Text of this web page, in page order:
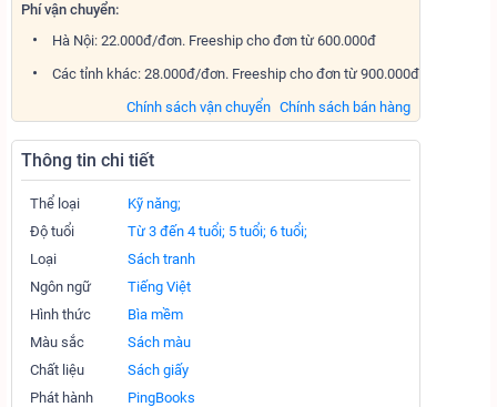
Phí vận chuyển:
Hà Nội: 22.000đ/đơn. Freeship cho đơn từ 600.000đ
Các tỉnh khác: 28.000đ/đơn. Freeship cho đơn từ 900.000đ
Chính sách bán hàng
Chính sách vận chuyển
Thông tin chi tiết
Thể loại
Kỹ năng;
Độ tuổi
Từ 3 đến 4 tuổi; 5 tuổi; 6 tuổi;
Loại
Sách tranh
Ngôn ngữ
Tiếng Việt
Hình thức
Bìa mềm
Màu sắc
Sách màu
Chất liệu
Sách giấy
Phát hành
PingBooks